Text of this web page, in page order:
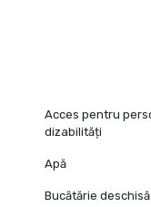
Acces pentru
dizabilități
Apă
Bucătărie deschisă